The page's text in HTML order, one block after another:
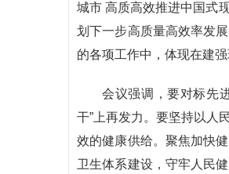
城市 高质高效推进中国式
划下一步高质量高效率发
的各项工作中，体现在建
会议强调，要对标先
干”上再发力。要坚持以人
效的健康供给。聚焦加快
卫生体系建设，守牢人民